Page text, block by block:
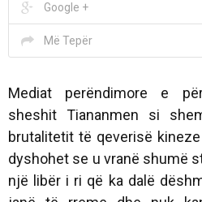
Google +
Më Tepër
Mediat perëndimore e
sheshit Tiananmen si
brutalitetit të qeverisë
dyshohet se u vranë shumë
një libër i ri që ka dalë